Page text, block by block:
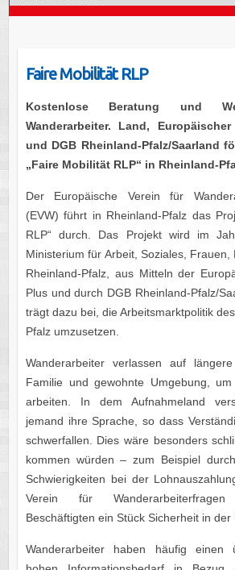
Faire Mobilität RLP
Kostenlose Beratung und
Wanderarbeiter. Land,
und DGB Rheinland-Pfalz/Saarland
„Faire Mobilität RLP“ in Rheinland-
Der Europäische Verein für
(EVW) führt in Rheinland-Pfalz das
RLP“ durch. Das Projekt wird im
Ministerium für Arbeit, Soziales,
Rheinland-Pfalz, aus Mitteln der
Plus und durch DGB Rheinland-Pfalz/
trägt dazu bei, die Arbeitsmarktpolitik
Pfalz umzusetzen.
Wanderarbeiter verlassen auf
Familie und gewohnte Umgebung,
arbeiten. In dem Aufnahmeland
jemand ihre Sprache, so dass
schwerfallen. Dies wäre besonders
kommen würden – zum Beispiel
Schwierigkeiten bei der
Verein für
Beschäftigten ein Stück Sicherheit in der
Wanderarbeiter haben häufig einen